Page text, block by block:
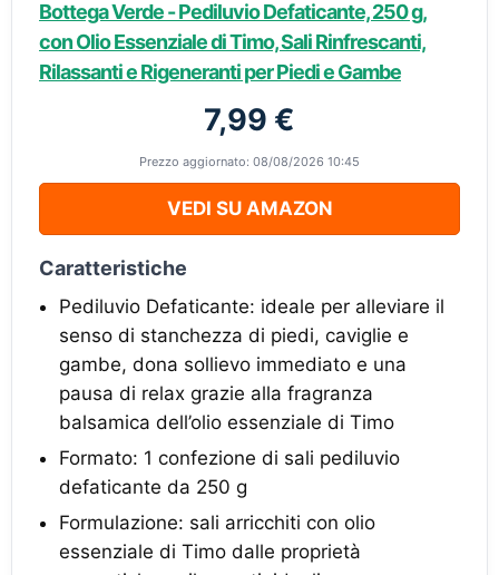
Bottega Verde - Pediluvio Defaticante, 250 g,
con Olio Essenziale di Timo, Sali Rinfrescanti,
Rilassanti e Rigeneranti per Piedi e Gambe
7,99 €
Prezzo aggiornato: 08/08/2026 10:45
VEDI SU AMAZON
Caratteristiche
Pediluvio Defaticante: ideale per alleviare il
senso di stanchezza di piedi, caviglie e
gambe, dona sollievo immediato e una
pausa di relax grazie alla fragranza
balsamica dell’olio essenziale di Timo
Formato: 1 confezione di sali pediluvio
defaticante da 250 g
Formulazione: sali arricchiti con olio
essenziale di Timo dalle proprietà